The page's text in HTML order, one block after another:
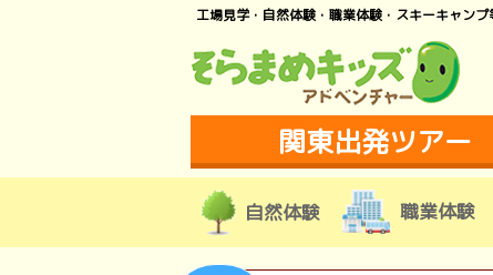
工場見学・自然体験・職業体験・スキーキャン
関東出発ツアー
自然体験 職業体験